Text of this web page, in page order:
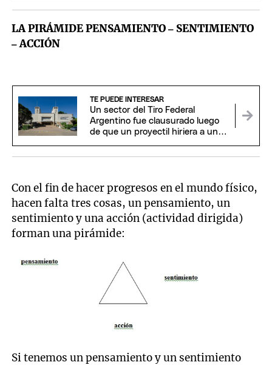
LA PIRÁMIDEPENSAMIENTO– SENTIMIENTO
– ACCIÓN
TE PUEDE INTERESAR
Un sector del Tiro Federal
Argentino fue clausurado luego
de que un proyectil hiriera a un
Con el fin de hacer progresos en el mundo físico,
hacen falta tres cosas, un pensamiento, un
sentimiento y una acción (actividad dirigida)
forman una pirámide:
Si tenemos un pensamiento y un sentimiento